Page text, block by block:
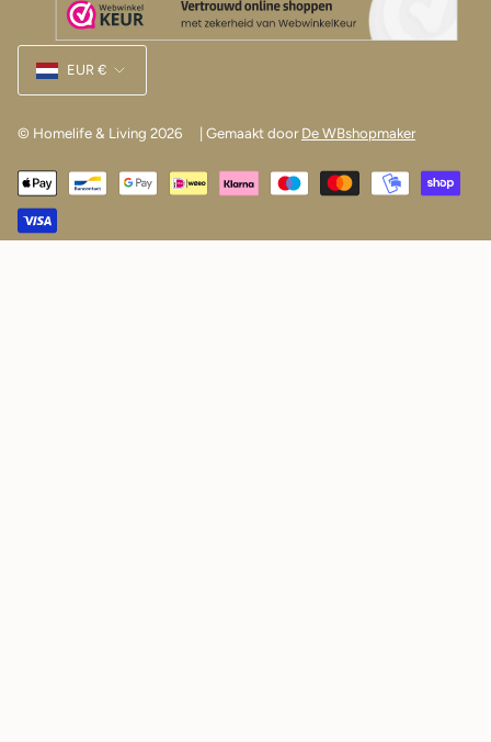
Munteenheid
EUR €
© Homelife & Living 2026 | Gemaakt doorDe WBshopmaker